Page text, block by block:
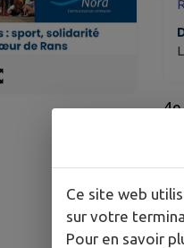
4e
Ce site web
sur votre
Pour en savoir